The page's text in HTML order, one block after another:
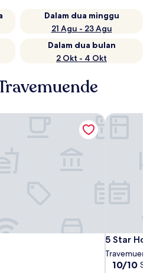
Dalam dua minggu
21 Agu - 23 Agu
Dalam dua bulan
2 Okt - 4 Okt
5 Star
5 Star
10.0
10/10
5 Star